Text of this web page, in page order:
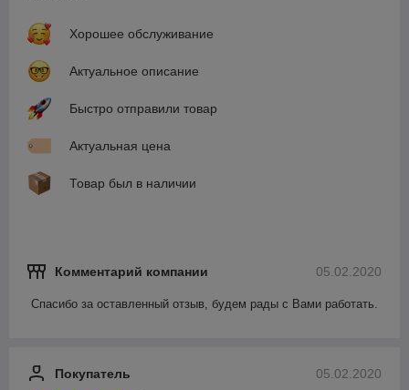
Хорошее обслуживание
Актуальное описание
Быстро отправили товар
Актуальная цена
Товар был в наличии
05.02.2020
Комментарий компании
Спасибо за оставленный отзыв, будем рады с Вами работать.
05.02.2020
Покупатель